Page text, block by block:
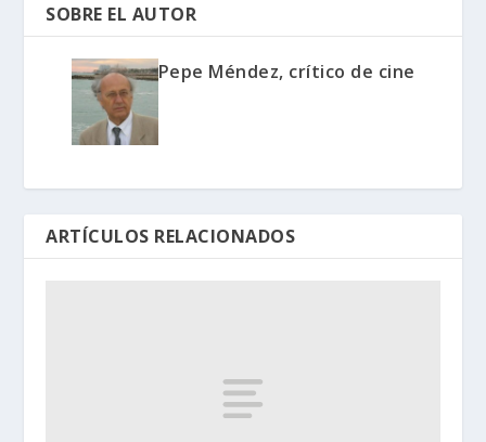
SOBRE EL AUTOR
Pepe Méndez, crítico de cine
ARTÍCULOS RELACIONADOS